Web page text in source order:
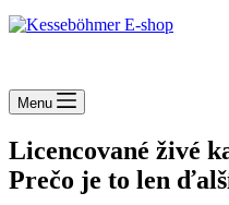
Menu
Licencované živé
Prečo je to len